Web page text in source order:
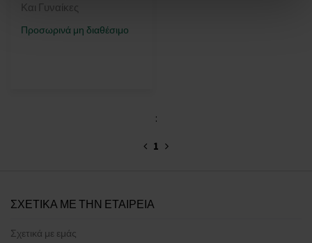
Και Γυναίκες
Προσωρινά μη διαθέσιμο
:
1
ΣΧΕΤΙΚΑ ΜΕ ΤΗΝ ΕΤΑΙΡΕΙΑ
Σχετικά με εμάς